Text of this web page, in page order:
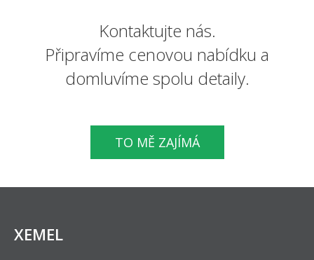
Kontaktujte nás.
Připravíme cenovou nabídku a
domluvíme spolu detaily.
TO MĚ ZAJÍMÁ
XEMEL